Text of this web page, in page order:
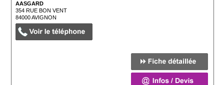
AASGARD
354 RUE BON VENT
84000AVIGNON